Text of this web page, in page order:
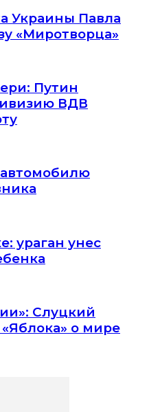
Украины Павла
«Миротворца»
Путин
ВДВ
ураган унес
Слуцкий
о мире